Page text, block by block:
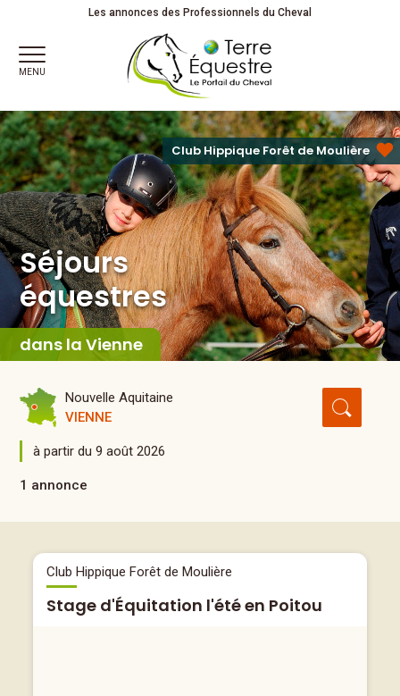
équestresLes annonces des Professionnels du Cheval
MENU
Séjours
équestres
dans la Vienne
Club Hippique Forêt de Moulière
Nouvelle Aquitaine
VIENNE
à partir du 9 août 2026
1 annonce
Club Hippique Forêt de Moulière
Stage d'Équitation l'été en Poitou